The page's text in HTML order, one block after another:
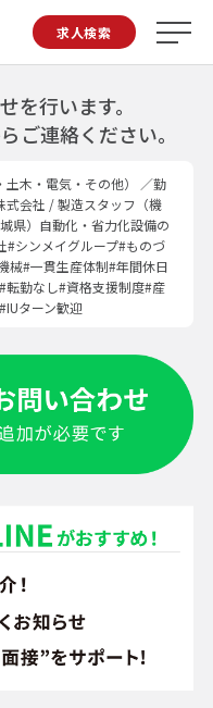
求人検索
を行います。
ご連絡ください。
木・電気・その他）
／勤
式会社 / 製造スタッフ（機
県）自動化・省力化設備の
#シンメイグループ#ものづ
械#一貫生産体制#年間休日
勤なし#資格支援制度#産
ターン歓迎